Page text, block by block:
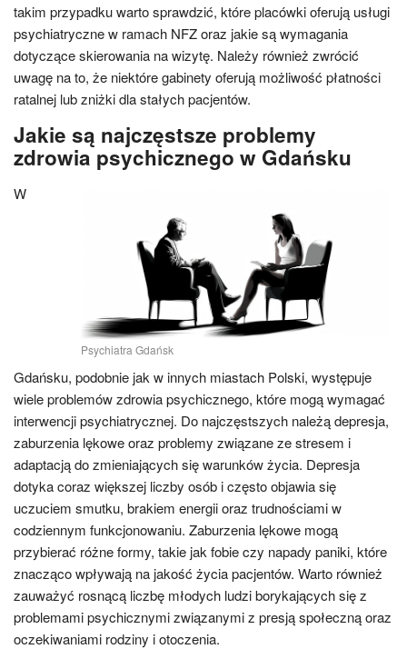
takim przypadku warto sprawdzić, które placówki oferują usługi
psychiatryczne w ramach NFZ oraz jakie są wymagania
dotyczące skierowania na wizytę. Należy również zwrócić
uwagę na to, że niektóre gabinety oferują możliwość płatności
ratalnej lub zniżki dla stałych pacjentów.
Jakie są najczęstsze problemy
zdrowia psychicznego w Gdańsku
Psychiatra Gdańsk
W
Gdańsku, podobnie jak w innych miastach Polski, występuje
wiele problemów zdrowia psychicznego, które mogą wymagać
interwencji psychiatrycznej. Do najczęstszych należą depresja,
zaburzenia lękowe oraz problemy związane ze stresem i
adaptacją do zmieniających się warunków życia. Depresja
dotyka coraz większej liczby osób i często objawia się
uczuciem smutku, brakiem energii oraz trudnościami w
codziennym funkcjonowaniu. Zaburzenia lękowe mogą
przybierać różne formy, takie jak fobie czy napady paniki, które
znacząco wpływają na jakość życia pacjentów. Warto również
zauważyć rosnącą liczbę młodych ludzi borykających się z
problemami psychicznymi związanymi z presją społeczną oraz
oczekiwaniami rodziny i otoczenia.